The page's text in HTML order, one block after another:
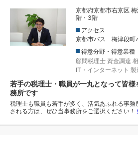
京都府京都市右京区
階・3階
アクセス
京都市バス 梅津段町
得意分野・得意業種
顧問税理士 資金調達
IT・インターネット 製
若手の税理士・職員が一丸となって皆
務所です
税理士も職員も若手が多く、活気あふれる事
される方は、ぜひ当事務所をご選択ください！